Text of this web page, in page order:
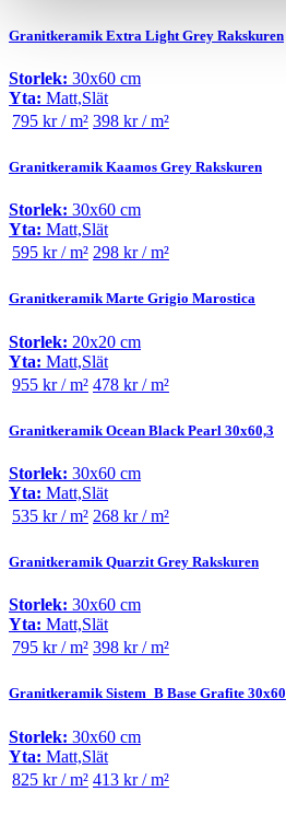
Granitkeramik Extra Light Grey Rakskuren
Storlek: 30x60 cm
Yta: Matt,Slät
795 kr / m² 398 kr / m²
Granitkeramik Kaamos Grey Rakskuren
Storlek: 30x60 cm
Yta: Matt,Slät
595 kr / m² 298 kr / m²
Granitkeramik Marte Grigio Marostica
Storlek: 20x20 cm
Yta: Matt,Slät
955 kr / m² 478 kr / m²
Granitkeramik Ocean Black Pearl 30x60,3
Storlek: 30x60 cm
Yta: Matt,Slät
535 kr / m² 268 kr / m²
Granitkeramik Quarzit Grey Rakskuren
Storlek: 30x60 cm
Yta: Matt,Slät
795 kr / m² 398 kr / m²
Granitkeramik Sistem_B Base Grafite 30x60
Storlek: 30x60 cm
Yta: Matt,Slät
825 kr / m² 413 kr / m²